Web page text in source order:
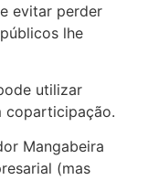
evitar perder
lhe
utilizar
coparticipação.
Mangabeira
(mas